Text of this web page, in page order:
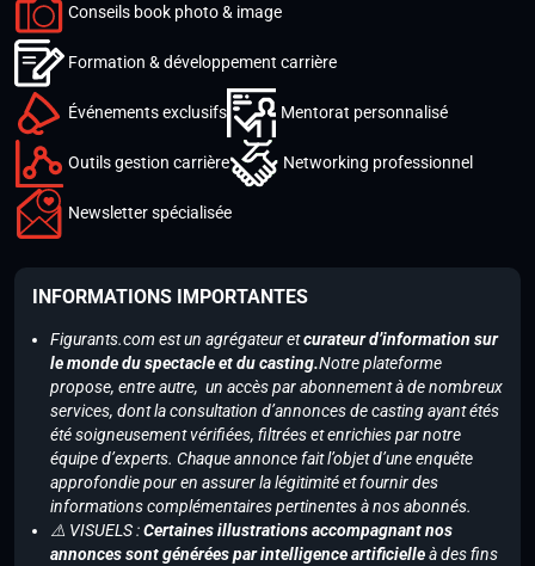
Conseils book photo & image
Formation & développement carrière
Événements exclusifs Mentorat personnalisé
Outils gestion carrière Networking professionnel
Newsletter spécialisée
INFORMATIONS IMPORTANTES
Figurants.com est un agrégateur etcurateur d’information sur
le monde du spectacle et du casting.Notre plateforme
propose, entre autre, un accès par abonnement à de nombreux
services, dont la consultation d’annonces de casting ayant étés
été soigneusement vérifiées, filtrées et enrichies par notre
équipe d’experts. Chaque annonce fait l’objet d’une enquête
approfondie pour en assurer la légitimité et fournir des
informations complémentaires pertinentes à nos abonnés.
⚠️ VISUELS :Certaines illustrations accompagnant nos
annonces sont générées par intelligence artificielleà des fins